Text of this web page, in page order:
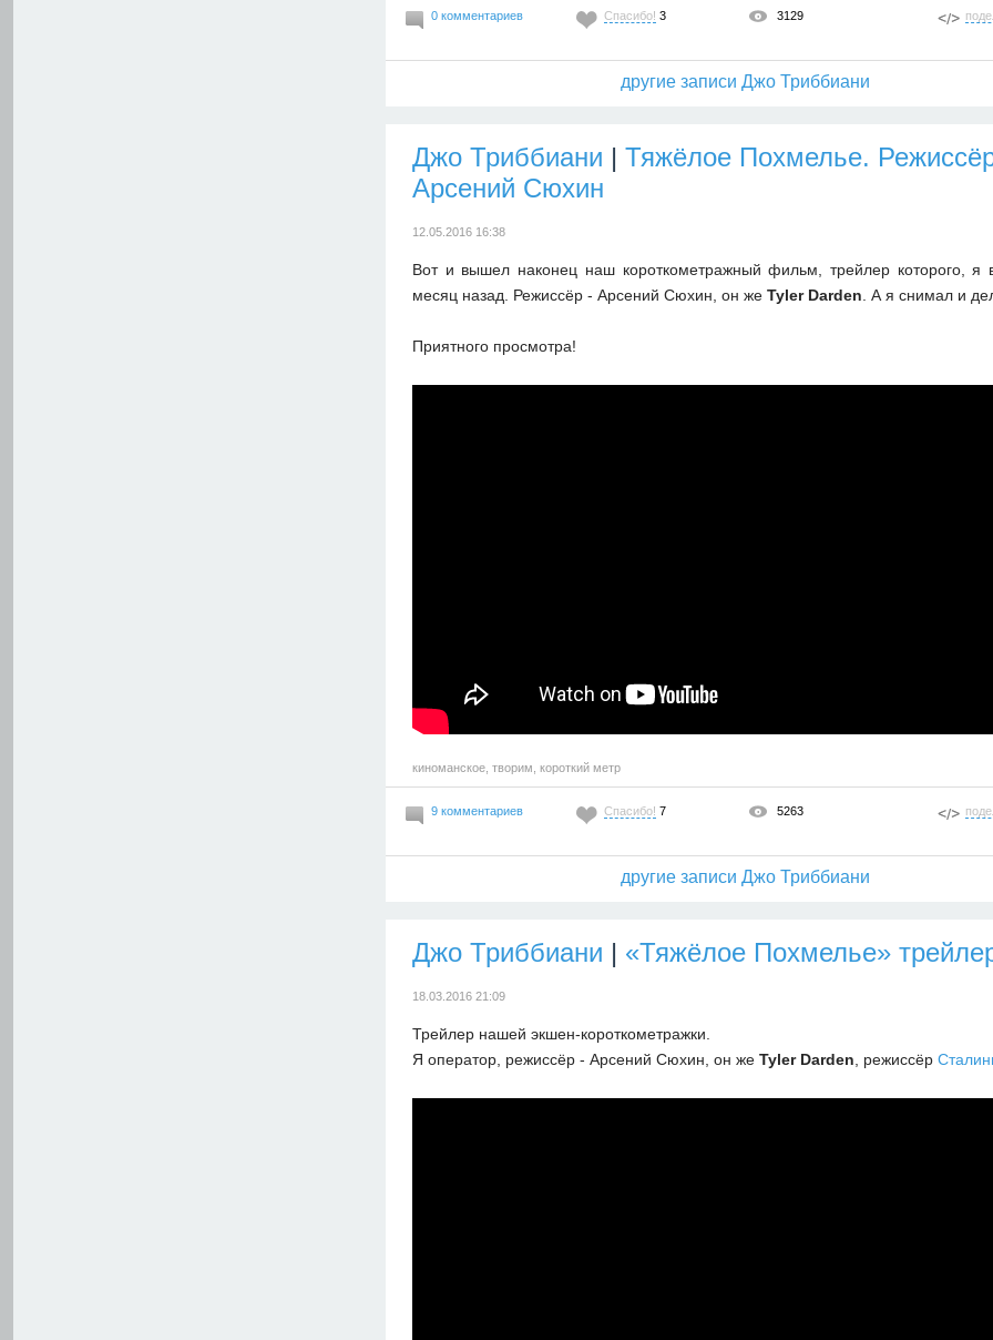
0 комментариев Спасибо! 3 3129
другие записи Джо Триббиани
Джо Триббиани | Тяжёлое Похмелье.
Арсений Сюхин
12.05.2016 16:38
Вот и вышел наконец наш короткометражный фильм, трейлер которого, я
месяц назад. Режиссёр - Арсений Сюхин, он же Tyler Darden. А я снимал и
Приятного просмотра!
киноманское творим короткий метр
9 комментариев Спасибо! 7 5263
другие записи Джо Триббиани
Джо Триббиани | «Тяжёлое Похмелье»
18.03.2016 21:09
Трейлер нашей экшен-короткометражки.
Я оператор, режиссёр - Арсений Сюхин, он же Tyler Darden, режиссёр